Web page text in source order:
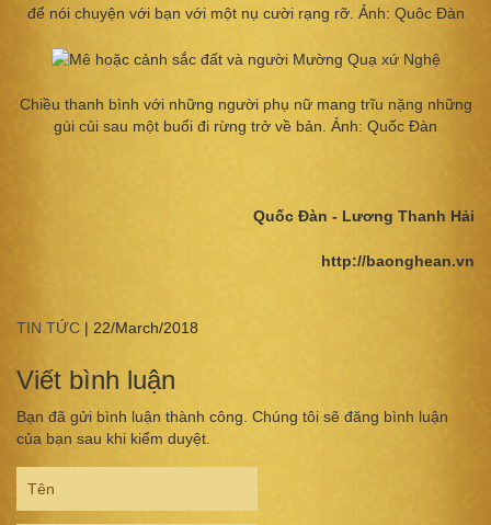
để nói chuyện với bạn với một nụ cười rạng rỡ. Ảnh: Quôc Đàn
Chiều thanh bình với những người phụ nữ mang trĩu nặng những
gùi củi sau một buổi đi rừng trở về bản. Ảnh: Quốc Đàn
Quốc Đàn - Lương Thanh Hải
http://baonghean.vn
TIN TỨC | 22/March/2018
Viết bình luận
Bạn đã gửi bình luận thành công. Chúng tôi sẽ đăng bình luận
của bạn sau khi kiểm duyệt.